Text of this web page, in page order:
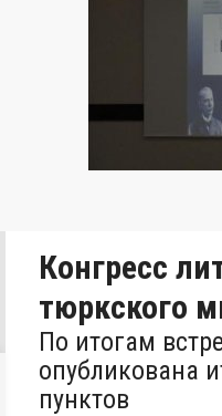
Конгресс
тюркского
По итогам
опубликована
пунктов